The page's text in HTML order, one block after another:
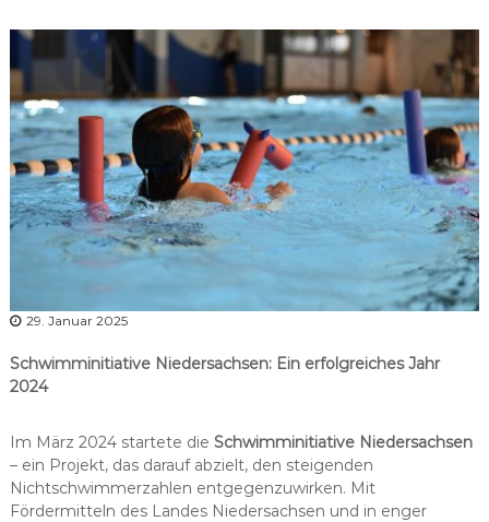
b
a
d
N
i
e
d
a
h
s
n
29. Januar 2025
Schwimminitiative Niedersachsen: Ein erfolgreiches Jahr
2024
Im März 2024 startete die Schwimminitiative Niedersachsen
– ein Projekt, das darauf abzielt, den steigenden
Nichtschwimmerzahlen entgegenzuwirken. Mit
Fördermitteln des Landes Niedersachsen und in enger